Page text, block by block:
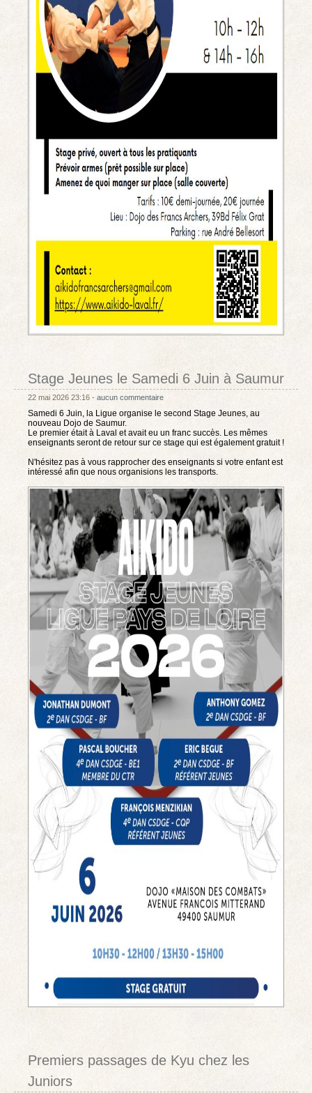
Stage Jeunes le Samedi 6 Juin à Saumur
22 mai 2026 23:16 - aucun commentaire
Samedi 6 Juin, la Ligue organise le second Stage Jeunes, au
nouveau Dojo de Saumur.
Le premier était à Laval et avait eu un franc succès. Les mêmes
enseignants seront de retour sur ce stage qui est également gratuit !
N'hésitez pas à vous rapprocher des enseignants si votre enfant est
intéressé afin que nous organisions les transports.
Premiers passages de Kyu chez les
Juniors